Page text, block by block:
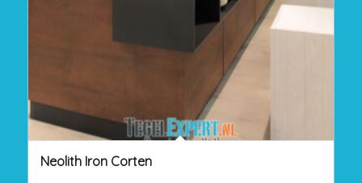
Neolith Iron Corten